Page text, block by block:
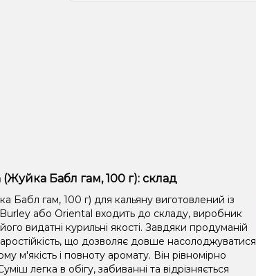
Бабл гам, 100 г): склад
гам, 100 г) для кальяну виготовлений із
або Oriental входить до складу, виробник
видатні курильні якості. Завдяки продуманій
що дозволяє довше насолоджуватися
м'якість і повноту аромату. Він рівномірно
легка в обігу, забиванні та відрізняється